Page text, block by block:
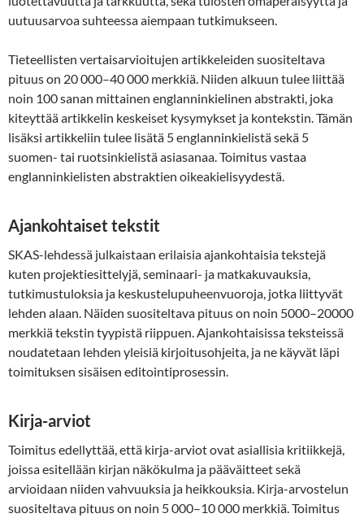
uutuusarvoa suhteessa aiempaan tutkimukseen.
Tieteellisten vertaisarvioitujen artikkeleiden suositeltava
pituus on 20 000–40 000 merkkiä. Niiden alkuun tulee liittää
noin 100 sanan mittainen englanninkielinen abstrakti, joka
kiteyttää artikkelin keskeiset kysymykset ja kontekstin. Tämän
lisäksi artikkeliin tulee lisätä 5 englanninkielistä sekä 5
suomen- tai ruotsinkielistä asiasanaa. Toimitus vastaa
englanninkielisten abstraktien oikeakielisyydestä.
Ajankohtaiset tekstit
SKAS-lehdessä julkaistaan erilaisia ajankohtaisia tekstejä
kuten projektiesittelyjä, seminaari- ja matkakuvauksia,
tutkimustuloksia ja keskustelupuheenvuoroja, jotka liittyvät
lehden alaan. Näiden suositeltava pituus on noin 5000–20000
merkkiä tekstin tyypistä riippuen. Ajankohtaisissa teksteissä
noudatetaan lehden yleisiä kirjoitusohjeita, ja ne käyvät läpi
toimituksen sisäisen editointiprosessin.
Kirja-arviot
Toimitus edellyttää, että kirja-arviot ovat asiallisia kritiikkejä,
joissa esitellään kirjan näkökulma ja pääväitteet sekä
arvioidaan niiden vahvuuksia ja heikkouksia. Kirja-arvostelun
suositeltava pituus on noin 5 000–10 000 merkkiä. Toimitus